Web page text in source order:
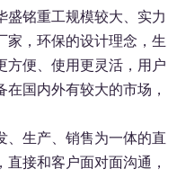
盛铭重工规模较大、实力
家，环保的设计理念，生
方便、使用更灵活，用户
国内外有较大的市场，
、生产、销售为一体的直
接和客户面对面沟通，